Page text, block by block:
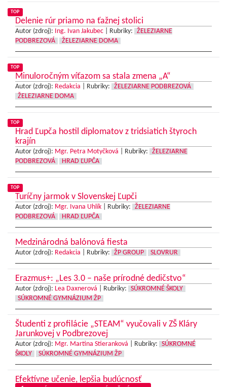
TOP
Delenie rúr priamo na ťažnej stolici
Autor (zdroj): Ing. Ivan Jakubec Rubriky:
ŽELEZIARNE
PODBREZOVÁ
ŽELEZIARNE DOMA
TOP
Minuloročným víťazom sa stala zmena „A“
Autor (zdroj): Redakcia Rubriky:
ŽELEZIARNE PODBREZOVÁ
ŽELEZIARNE DOMA
TOP
Hrad Ľupča hostil diplomatov z tridsiatich štyroch
krajín
Autor (zdroj): Mgr. Petra Motyčková Rubriky:
ŽELEZIARNE
PODBREZOVÁ
HRAD ĽUPČA
TOP
Turíčny jarmok v Slovenskej Ľupči
Autor (zdroj): Mgr. Ivana Uhlík Rubriky:
ŽELEZIARNE
PODBREZOVÁ
HRAD ĽUPČA
Medzinárodná balónová fiesta
Autor (zdroj): Redakcia Rubriky: ŽP GROUP SLOVRUR
Erazmus+: „Les 3.0 – naše prírodné dedičstvo“
Autor (zdroj): Lea Daxnerová Rubriky:
SÚKROMNÉ ŠKOLY
SÚKROMNÉ GYMNÁZIUM ŽP
Študenti z profilácie „STEAM“ vyučovali v ZŠ Kláry
Jarunkovej v Podbrezovej
Autor (zdroj): Mgr. Martina Stieranková Rubriky:
SÚKROMNÉ
ŠKOLY
SÚKROMNÉ GYMNÁZIUM ŽP
Efektívne učenie, lepšia budúcnosť